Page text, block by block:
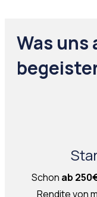
Was uns
Schon ab
Rendite von